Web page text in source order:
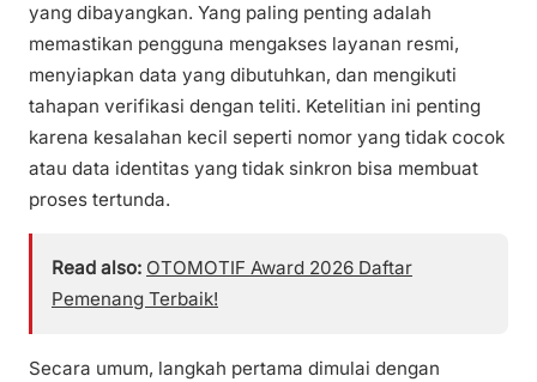
yang dibayangkan. Yang paling penting adalah
memastikan pengguna mengakses layanan resmi,
menyiapkan data yang dibutuhkan, dan mengikuti
tahapan verifikasi dengan teliti. Ketelitian ini penting
karena kesalahan kecil seperti nomor yang tidak cocok
atau data identitas yang tidak sinkron bisa membuat
proses tertunda.
Read also: OTOMOTIF Award 2026 Daftar
Pemenang Terbaik!
Secara umum, langkah pertama dimulai dengan